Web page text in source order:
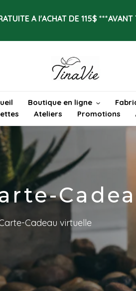
A l'ACHAT DE 115$
Boutique en ligne
Ateliers Promotions
Cadeau virtuelle